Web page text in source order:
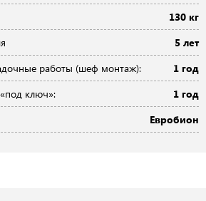
130 кг
5 лет
работы (шеф монтаж):
1 год
ключ»:
1 год
Евробион